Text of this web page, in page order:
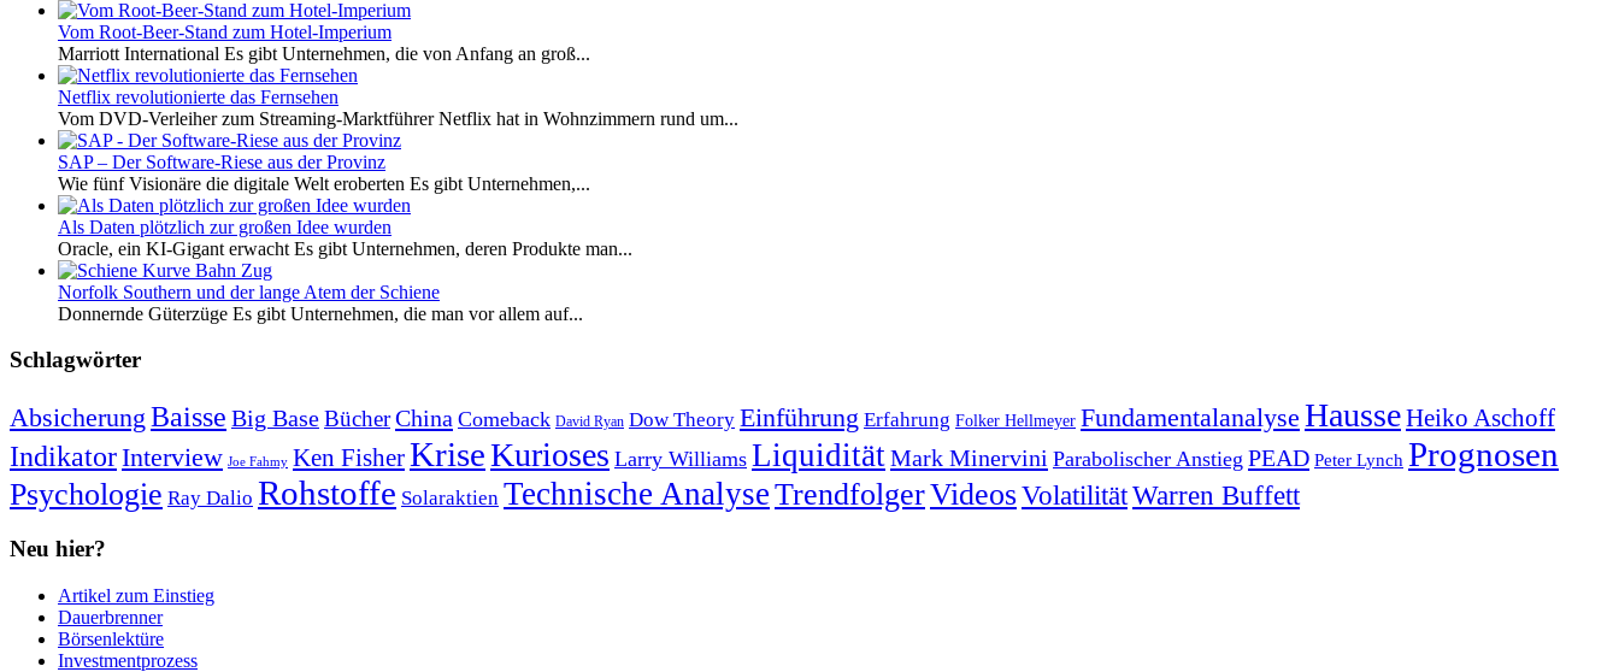
Vom Root-Beer-Stand zum Hotel-Imperium
Marriott International Es gibt Unternehmen, die von Anfang an groß...
Netflix revolutionierte das Fernsehen
Vom DVD-Verleiher zum Streaming-Marktführer Netflix hat in Wohnzimmern rund um...
SAP – Der Software-Riese aus der Provinz
Wie fünf Visionäre die digitale Welt eroberten Es gibt Unternehmen,...
Als Daten plötzlich zur großen Idee wurden
Oracle, ein KI-Gigant erwacht Es gibt Unternehmen, deren Produkte man...
Norfolk Southern und der lange Atem der Schiene
Donnernde Güterzüge Es gibt Unternehmen, die man vor allem auf...
Schlagwörter
Absicherung Baisse Big BaseBücherChina Comeback David Ryan Dow Theory Einführung Erfahrung Folker Hellmeyer Fundamentalanalyse HausseHeiko Aschoff
IndikatorInterview Joe Fahmy Ken FisherKriseKurioses Larry Williams LiquiditätMark Minervini Parabolischer Anstieg PEAD Peter Lynch Prognosen
Psychologie Ray Dalio Rohstoffe Solaraktien Technische AnalyseTrendfolgerVideosVolatilitätWarren Buffett
Neu hier?
Artikel zum Einstieg
Dauerbrenner
Börsenlektüre
Investmentprozess